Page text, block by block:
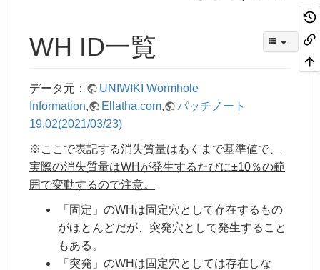
WH ID一覧
データ元：
UNIWIKI Wormhole
Information, Ellatha.com,
パッチノート
19.02(2021/03/23)
※ここで表記する消失質量はあくまで基準値で、
実際の消失質量はWHが発生するたびに±10％の範
囲で変動するので注意。
「固定」のWHは固定穴として存在するもの
がほとんどだが、突発穴として発生すること
もある。
「突発」のWHは固定穴としては存在しな